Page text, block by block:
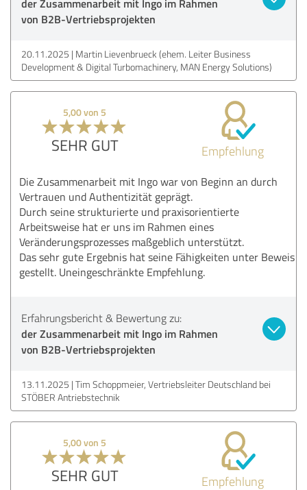
von B2B-Vertriebsprojekten
20.11.2025 Martin Lievenbrueck (ehem. Leiter Business
Development & Digital Turbomachinery, MAN Energy Solutions)
5,00 von 5
SEHR GUT Empfehlung
Die Zusammenarbeit mit Ingo war von Beginn an durch
Vertrauen und Authentizität geprägt.
Durch seine strukturierte und praxisorientierte
Arbeitsweise hat er uns im Rahmen eines
Veränderungsprozesses maßgeblich unterstützt.
Das sehr gute Ergebnis hat seine Fähigkeiten unter Beweis
gestellt. Uneingeschränkte Empfehlung.
Erfahrungsbericht & Bewertung zu:
der Zusammenarbeit mit Ingo im Rahmen
von B2B-Vertriebsprojekten
13.11.2025 Tim Schoppmeier, Vertriebsleiter Deutschland bei
STÖBER Antriebstechnik
5,00 von 5
SEHR GUT Empfehlung